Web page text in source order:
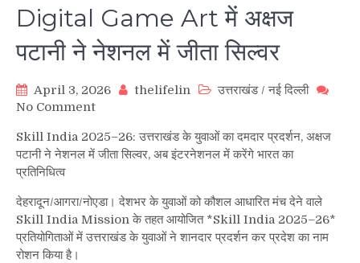
Digital Game Art में अक्षज
पटानी ने नेशनल में जीता सिल्वर
April 3, 2026 thelifelin उत्तराखंड/नई दिल्ली
No Commenton
India
2025–
Digital
Game
Art
Skill India 2025–26: उत्तराखंड के युवाओं का दमदार प्रदर्शन, अक्षज
पटानी ने नेशनल में जीता सिल्वर, अब इंटरनेशनल में करेंगे भारत का
प्रतिनिधित्व
देहरादून/आगरा/नोएडा। देशभर के युवाओं को कौशल आधारित मंच देने वाले
Skill India Mission के तहत आयोजित *Skill India 2025–26*
प्रतियोगिताओं में उत्तराखंड के युवाओं ने शानदार प्रदर्शन कर प्रदेश का नाम
रोशन किया है।